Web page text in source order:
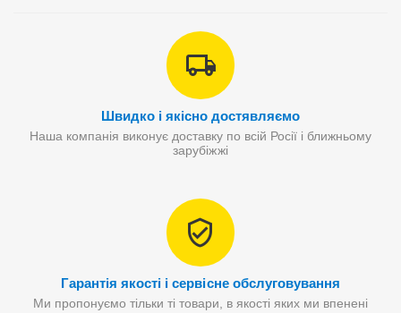
Швидко і якісно достявляємо
Наша компанія виконує доставку по всій Росії і ближньому
зарубіжжі
Гарантія якості і сервісне обслуговування
Ми пропонуємо тільки ті товари, в якості яких ми впенені